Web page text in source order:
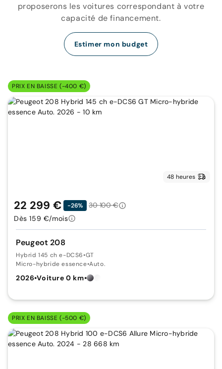
proposerons les voitures correspondant à votre
capacité de financement.
Estimer mon budget
PRIX EN BAISSE (-400 €)
48 heures
Peugeot 208
Hybrid 145 ch e-DCS6•GT
Micro-hybride essence•Auto.
2026•Voiture 0 km•
22 299 € -26%
30 100 €
Dès 159 €/mois
PRIX EN BAISSE (-500 €)